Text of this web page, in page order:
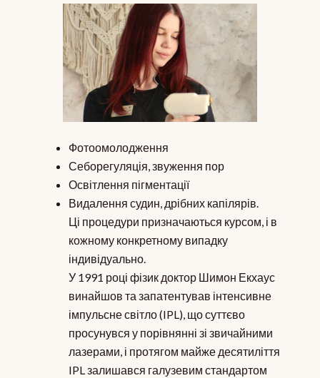
Фотоомолодження
Себорегуляція, звуження пор
Освітлення пігментації
Видалення судин, дрібних капілярів.
Ці процедури призначаються курсом, і в
кожному конкретному випадку
індивідуально.
У 1991 році фізик доктор Шимон Екхаус
винайшов та запатентував інтенсивне
імпульсне світло (IPL), що суттєво
просунувся у порівнянні зі звичайними
лазерами, і протягом майже десятиліття
IPL залишався галузевим стандартом